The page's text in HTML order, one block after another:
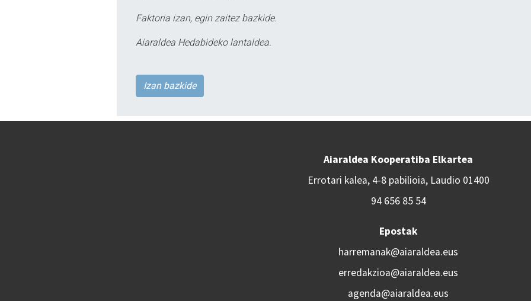
Faktoria izan, egin zaitez bazkide.
Aiaraldea Hedabideko lantaldea.
Izan bazkide
Aiaraldea Kooperatiba Elkartea
Errotari kalea, 4-8 pabilioia, Laudio 01400
94 656 85 54
Epostak
harremanak@aiaraldea.eus
erredakzioa@aiaraldea.eus
agenda@aiaraldea.eus